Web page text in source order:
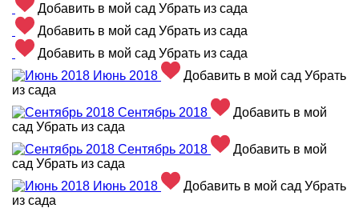
Добавить в мой сад Убрать из сада
Добавить в мой сад Убрать из сада
Добавить в мой сад Убрать из сада
Июнь 2018
Добавить в мой сад Убрать
из сада
Сентябрь 2018
Добавить в мой
сад Убрать из сада
Сентябрь 2018
Добавить в мой
сад Убрать из сада
Июнь 2018
Добавить в мой сад Убрать
из сада